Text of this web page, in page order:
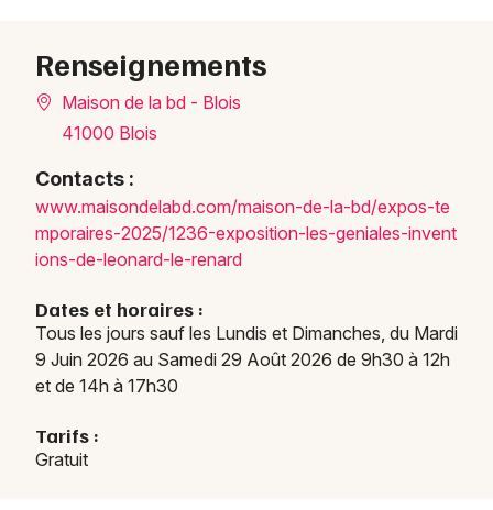
Renseignements
Maison de la bd - Blois
41000 Blois
Contacts :
www.maisondelabd.com/maison-de-la-bd/expos-te
mporaires-2025/1236-exposition-les-geniales-invent
ions-de-leonard-le-renard
Dates et horaires :
Tous les jours sauf les Lundis et Dimanches, du Mardi
9 Juin 2026 au Samedi 29 Août 2026 de 9h30 à 12h
et de 14h à 17h30
Tarifs :
Gratuit